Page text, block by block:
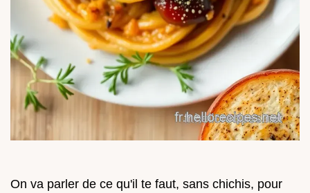
On va parler de ce qu'il te faut, sans chichis, pour